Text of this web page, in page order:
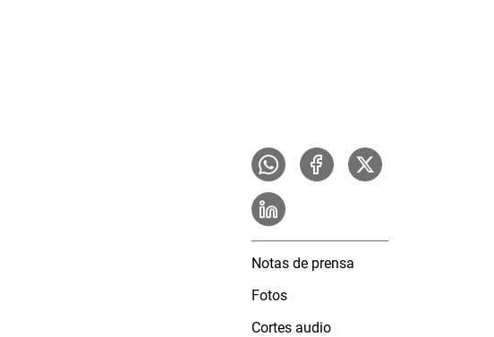
Notas de prensa
Fotos
Cortes audio